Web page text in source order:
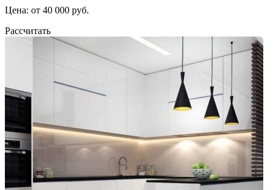
Цена: от 40 000 руб.
Рассчитать